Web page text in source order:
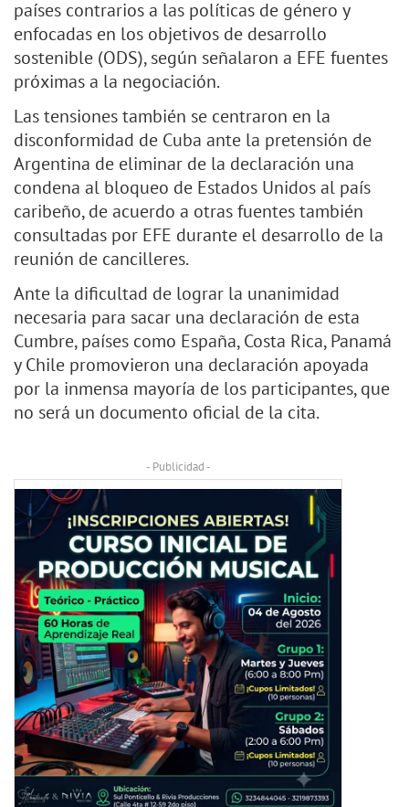
países contrarios a las políticas de género y
enfocadas en los objetivos de desarrollo
sostenible (ODS), según señalaron a EFE fuentes
próximas a la negociación.
Las tensiones también se centraron en la
disconformidad de Cuba ante la pretensión de
Argentina de eliminar de la declaración una
condena al bloqueo de Estados Unidos al país
caribeño, de acuerdo a otras fuentes también
consultadas por EFE durante el desarrollo de la
reunión de cancilleres.
Ante la dificultad de lograr la unanimidad
necesaria para sacar una declaración de esta
Cumbre, países como España, Costa Rica, Panamá
y Chile promovieron una declaración apoyada
por la inmensa mayoría de los participantes, que
no será un documento oficial de la cita.
- Publicidad -